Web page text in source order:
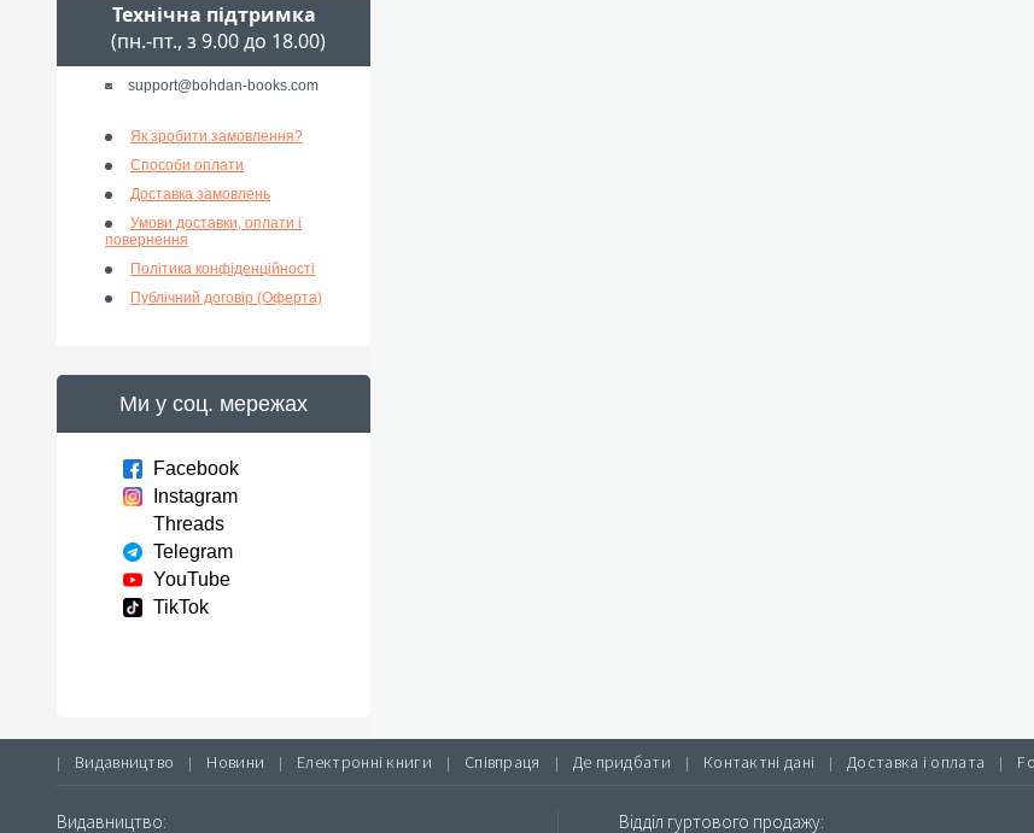
Технічна підтримка
(пн.-пт., з 9.00 до 18.00)
support@bohdan-books.com
Як зробити замовлення?
Способи оплати
Доставка замовлень
Умови доставки, оплати і
повернення
Політика конфіденційності
Публічний договір (Оферта)
Ми у соц. мережах
Facebook
Instagram
Threads
Telegram
YouTube
TikTok
| Видавництво | Новини | Електронні книги | Співпраця | Де придбати | Контактні дані | Доставка і оплата |
Видавництво: Відділ гуртового продажу: